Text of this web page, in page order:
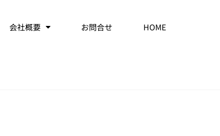
会社概要 お問合せ HOME